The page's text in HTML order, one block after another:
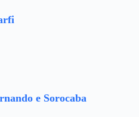
e Sorocaba